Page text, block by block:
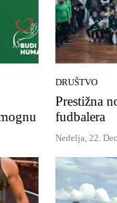
DRUŠTVO
Prestižna
fudbalera
Nedelja, 22.